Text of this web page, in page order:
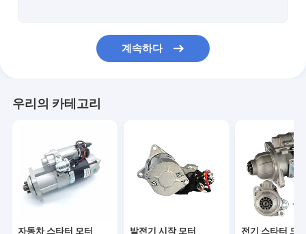
전기 스타터 모터
스타터 모터 부품
디젤 엔진 스타터
계속하다
우리의 카테고리
자동차 스타터 모터 발전기 시작 모터 전기 스타터 모